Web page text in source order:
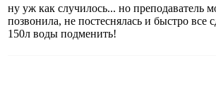
ну уж как случилось... но преподаватель
позвонила, не постеснялась и быстро все
150л воды подменить!